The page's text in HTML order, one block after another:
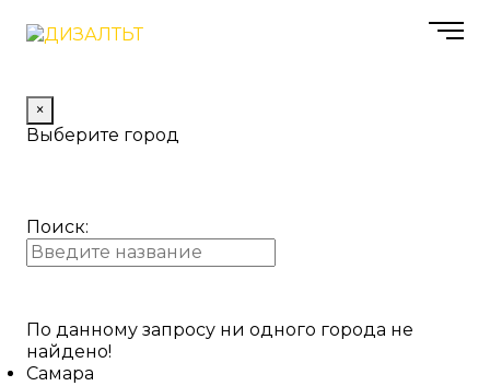
×
Выберите город
Поиск:
По данному запросу ни одного города не
найдено!
Самара